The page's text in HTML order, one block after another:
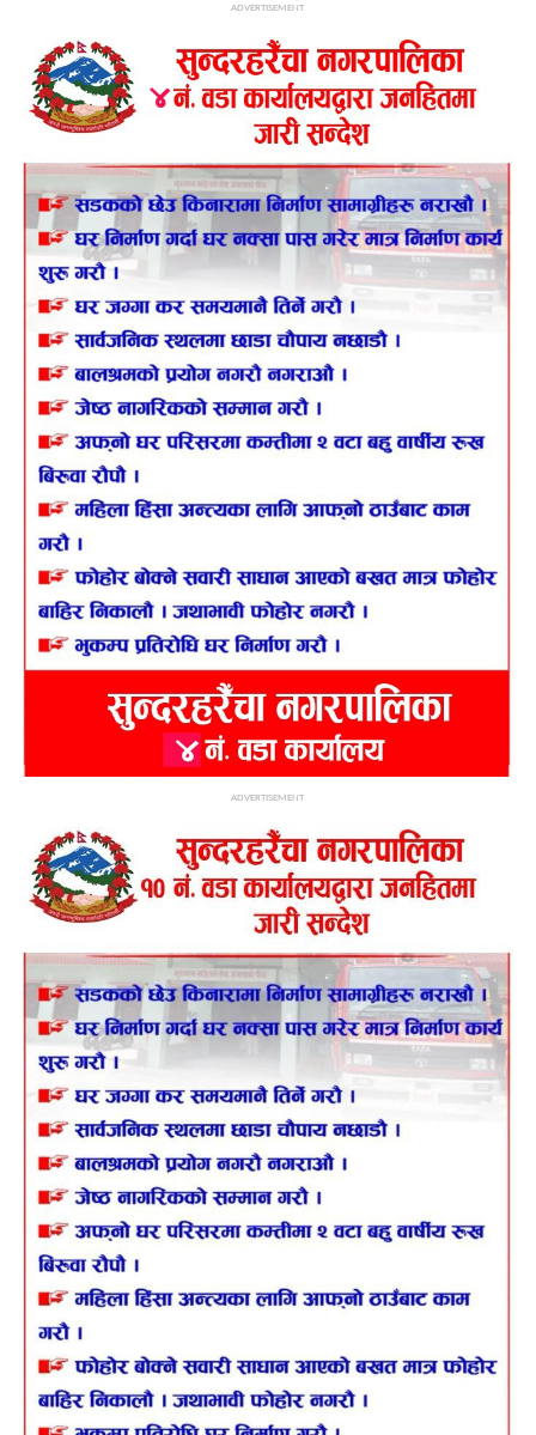
ADVERTISEMENT
ADVERTISEMENT